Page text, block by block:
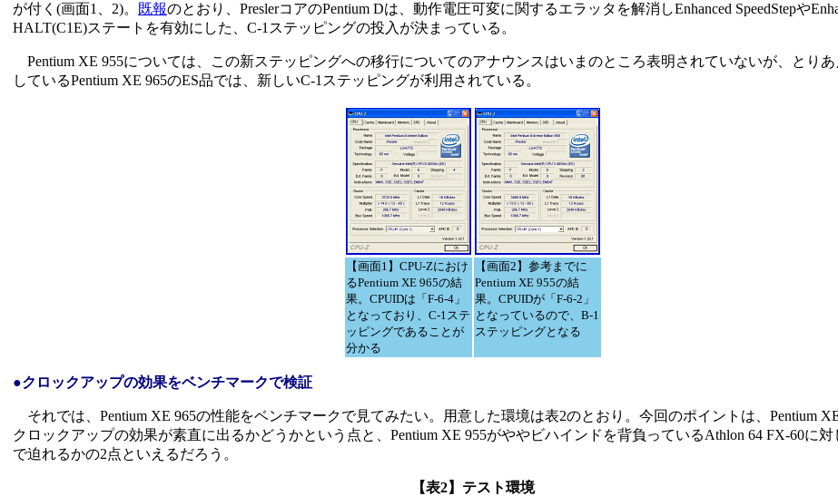
が付く(画面1、2)。
既報のとおり、PreslerコアのPentium Dは、動作電圧可変に関するエラッタを解消しEnhanced SpeedStepや
HALT(C1E)ステートを有効にした、C-1ステッピングの投入が決まっている。
Pentium XE 955については、この新ステッピングへの移行についてのアナウンスはいまのところ表明されていないが、とりあ
しているPentium XE 965のES品では、新しいC-1ステッピングが利用されている。
【画面1】CPU-Zにおけ
るPentium XE 965の結
果。CPUIDは「F-6-4」
となっており、C-1ステ
ッピングであることが
分かる
【画面2】参考までに
Pentium XE 955の結
果。CPUIDが「F-6-2」
となっているので、B-1
ステッピングとなる
●クロックアップの効果をベンチマークで検証
それでは、Pentium XE 965の性能をベンチマークで見てみたい。用意した環境は表2のとおり。今回のポイントは、Pentium
クロックアップの効果が素直に出るかどうかという点と、Pentium XE 955がややビハインドを背負っているAthlon 64 FX-60に対
で迫れるかの2点といえるだろう。
【表2】テスト環境